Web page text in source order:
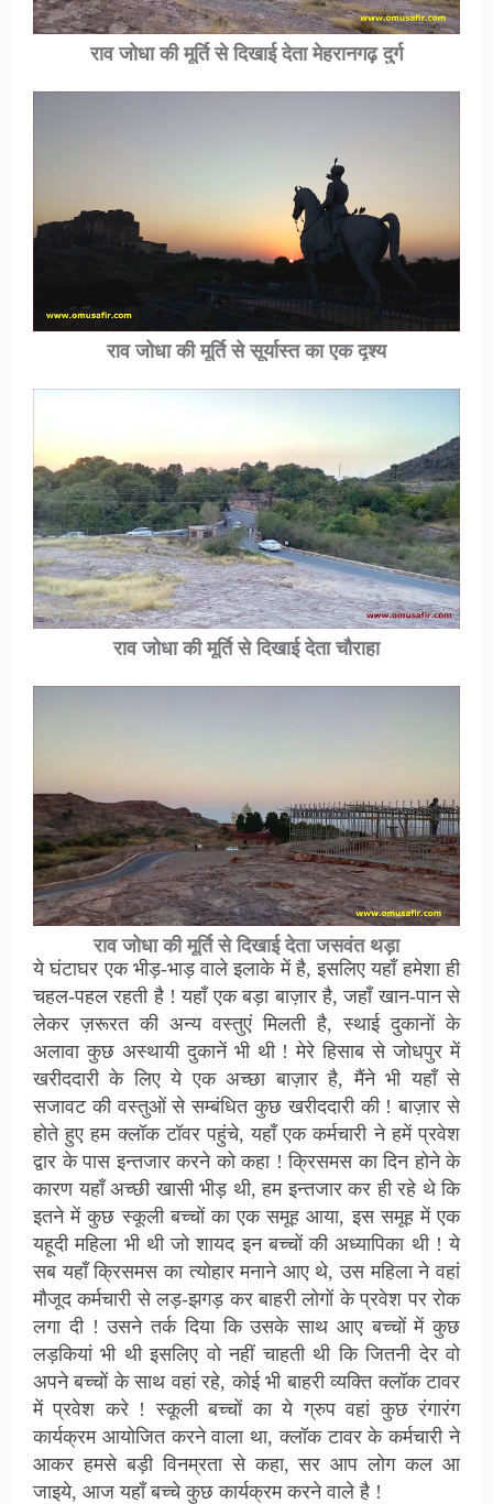
राव जोधा की मूर्ति से दिखाई देता मेहरानगढ़ दुर्ग
राव जोधा की मूर्ति से सूर्यास्त का एक दृश्य
राव जोधा की मूर्ति से दिखाई देता चौराहा
राव जोधा की मूर्ति से दिखाई देता जसवंत थड़ा
ये घंटाघर एक भीड़-भाड़ वाले इलाके में है, इसलिए यहाँ हमेशा ही
चहल-पहल रहती है ! यहाँ एक बड़ा बाज़ार है, जहाँ खान-पान से
लेकर ज़रूरत की अन्य वस्तुएं मिलती है, स्थाई दुकानों के
अलावा कुछ अस्थायी दुकानें भी थी ! मेरे हिसाब से जोधपुर में
खरीददारी के लिए ये एक अच्छा बाज़ार है, मैंने भी यहाँ से
सजावट की वस्तुओं से सम्बंधित कुछ खरीददारी की ! बाज़ार से
होते हुए हम क्लॉक टॉवर पहुंचे, यहाँ एक कर्मचारी ने हमें प्रवेश
द्वार के पास इन्तजार करने को कहा ! क्रिसमस का दिन होने के
कारण यहाँ अच्छी खासी भीड़ थी, हम इन्तजार कर ही रहे थे कि
इतने में कुछ स्कूली बच्चों का एक समूह आया, इस समूह में एक
यहूदी महिला भी थी जो शायद इन बच्चों की अध्यापिका थी ! ये
सब यहाँ क्रिसमस का त्योहार मनाने आए थे, उस महिला ने वहां
मौजूद कर्मचारी से लड़-झगड़ कर बाहरी लोगों के प्रवेश पर रोक
लगा दी ! उसने तर्क दिया कि उसके साथ आए बच्चों में कुछ
लड़कियां भी थी इसलिए वो नहीं चाहती थी कि जितनी देर वो
अपने बच्चों के साथ वहां रहे, कोई भी बाहरी व्यक्ति क्लॉक टावर
में प्रवेश करे ! स्कूली बच्चों का ये ग्रुप वहां कुछ रंगारंग
कार्यक्रम आयोजित करने वाला था, क्लॉक टावर के कर्मचारी ने
आकर हमसे बड़ी विनम्रता से कहा, सर आप लोग कल आ
जाइये, आज यहाँबच्चे कुछ कार्यक्रम करने वाले है !